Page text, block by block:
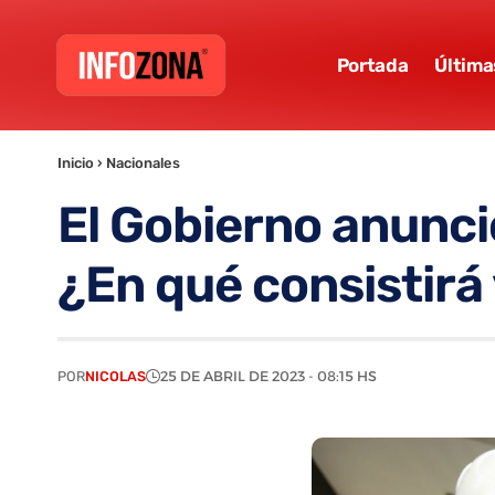
Portada
Inicio › Nacionales
El Gobierno
¿En qué
PORNICOLAS 25 DE ABRIL DE 2023 - 08:15 HS